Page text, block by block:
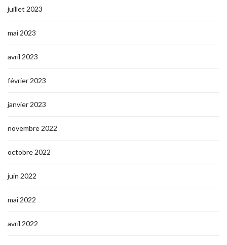
juillet 2023
mai 2023
avril 2023
février 2023
janvier 2023
novembre 2022
octobre 2022
juin 2022
mai 2022
avril 2022